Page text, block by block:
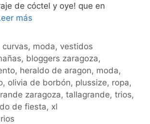
de cóctel y oye! que en
más
curvas, moda, vestidos
, bloggers zaragoza,
, heraldo de aragon, moda,
, olivia de borbón, plussize, ropa,
zaragoza, tallagrande, trios,
de fiesta, xl